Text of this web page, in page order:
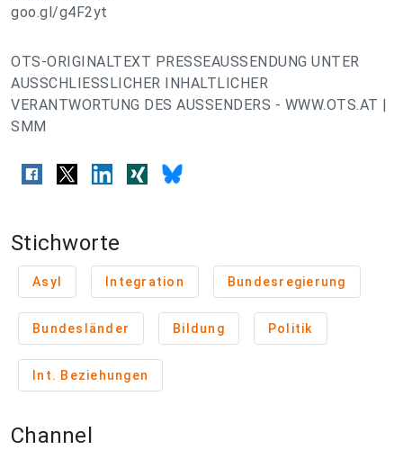
goo.gl/g4F2yt
OTS-ORIGINALTEXT PRESSEAUSSENDUNG UNTER
AUSSCHLIESSLICHER INHALTLICHER
VERANTWORTUNG DES AUSSENDERS - WWW.OTS.AT |
SMM
Stichworte
Asyl Integration Bundesregierung
Bundesländer Bildung Politik
Int. Beziehungen
Channel